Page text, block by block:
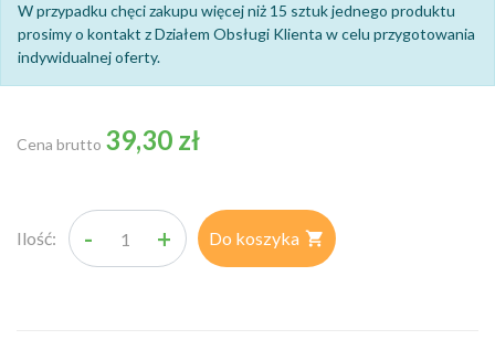
W przypadku chęci zakupu więcej niż 15 sztuk jednego produktu
prosimy o kontakt z Działem Obsługi Klienta w celu przygotowania
indywidualnej oferty.
Cena brutto 39,30 zł
Ilość: - + Do koszyka 